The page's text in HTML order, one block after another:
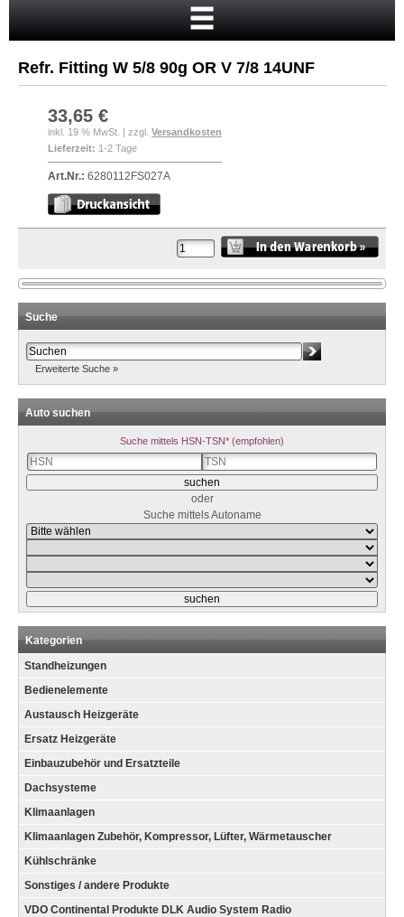
Neukunde?
Kasse
Anmelden
Refr. Fitting W 5/8 90g OR V 7/8 14UNF
33,65 €
inkl. 19 % MwSt. | zzgl. Versandkosten
Lieferzeit: 1-2 Tage
Art.Nr.: 6280112FS027A
Suche
Erweiterte Suche »
Auto suchen
Suche mittels HSN-TSN* (empfohlen)
oder
Suche mittels Autoname
Kategorien
Standheizungen
Bedienelemente
Austausch Heizgeräte
Ersatz Heizgeräte
Einbauzubehör und Ersatzteile
Dachsysteme
Klimaanlagen
Klimaanlagen Zubehör, Kompressor, Lüfter, Wärmetauscher
Kühlschränke
Sonstiges / andere Produkte
VDO Continental Produkte DLK Audio System Radio